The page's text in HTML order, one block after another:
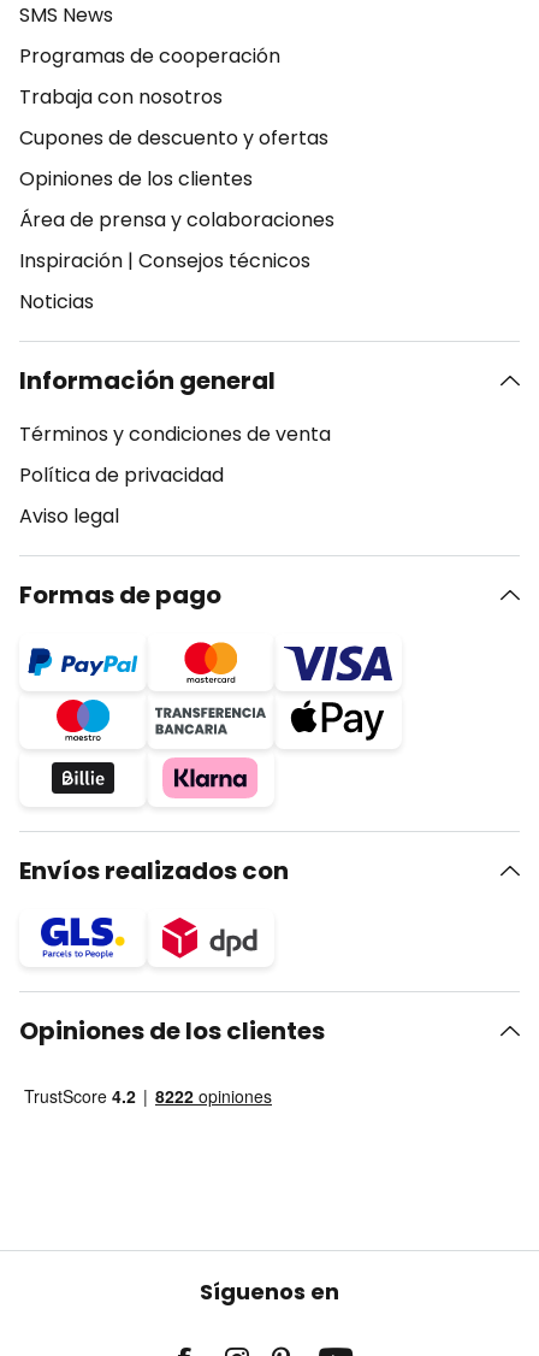
SMS News
Programas de cooperación
Trabaja con nosotros
Cupones de descuento y ofertas
Opiniones de los clientes
Área de prensa y colaboraciones
Inspiración | Consejos técnicos
Noticias
Información general
Términos y condiciones de venta
Política de privacidad
Aviso legal
Formas de pago
Envíos realizados con
Opiniones de los clientes
Síguenos en